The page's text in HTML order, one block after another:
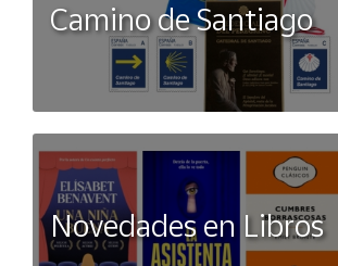
Camino de Santiago
Novedades en Libros